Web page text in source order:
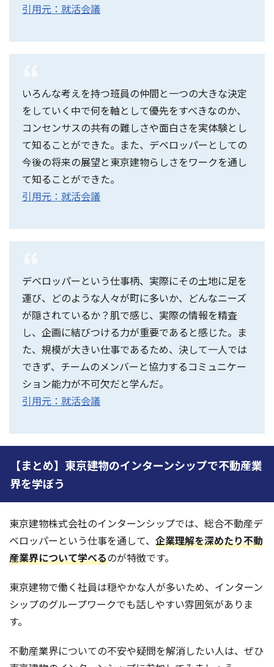
引用元：就活会議
いろんな考えを持つ班員の仲間と一つの大きな決定
をしていく中で何を軸として優先をすべきなのか、
コンセンサスの共有の難しさや面白さを実体験とし
て知ることができた。また、デベロッパーとしての
今後の将来の展望と東京建物らしさをワークを通し
て知ることができた。
引用元：就活会議
デベロッパーという仕事柄、実際にその土地に足を
運び、どのような人々が町に多いか、どんなニーズ
が隠されているか？肌で感じ、実際の情報を精査
し、企画に結びつける力が重要であると感じた。ま
た、規模が大きい仕事であるため、決して一人では
できず、チームのメンバーと協力するコミュニケー
ション能力が不可欠だと学んだ。
引用元：就活会議
【まとめ】東京建物のインターンシップで不動産業
界を学ぼう
東京建物株式会社のインターンシップでは、総合不動産デ
ベロッパーという仕事を通して、 企業理解を深めたり不動
産業界について学べるのが特徴です。
東京建物で働く社員は穏やかな人が多いため、インターン
シップのグループワークでも話しやすい雰囲気がありま
す。
不動産業界についての不安や疑問を解消したい人は、ぜひ